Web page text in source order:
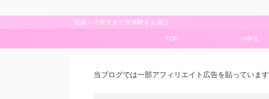
妊娠～小学生まで実体験をお届け
TOP 小学生
当ブログでは一部アフィリエイト広告を貼っています